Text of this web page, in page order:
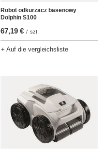
Robot odkurzacz basenowy
Dolphin S100
67,19 € / szt.
+ Auf die vergleichsliste